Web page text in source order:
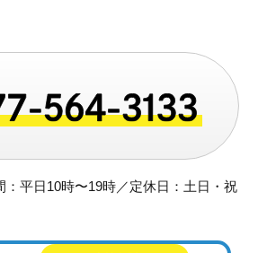
：平日10時〜19時／定休日：土日・祝